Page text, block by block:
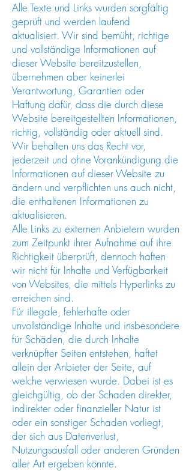
Alle Texte und Links wurden sorgfältig
geprüft und werden laufend
aktualisiert. Wir sind bemüht, richtige
und vollständige Informationen auf
dieser Website bereitzustellen,
übernehmen aber keinerlei
Verantwortung, Garantien oder
Haftung dafür, dass die durch diese
Website bereitgestellten Informationen,
richtig, vollständig oder aktuell sind.
Wir behalten uns das Recht vor,
jederzeit und ohne Vorankündigung die
Informationen auf dieser Website zu
ändern und verpflichten uns auch nicht,
die enthaltenen Informationen zu
aktualisieren.
Alle Links zu externen Anbietern wurden
zum Zeitpunkt ihrer Aufnahme auf ihre
Richtigkeit überprüft, dennoch haften
wir nicht für Inhalte und Verfügbarkeit
von Websites, die mittels Hyperlinks zu
erreichen sind.
Für illegale, fehlerhafte oder
unvollständige Inhalte und insbesondere
für Schäden, die durch Inhalte
verknüpfter Seiten entstehen, haftet
allein der Anbieter der Seite, auf
welche verwiesen wurde. Dabei ist es
gleichgültig, ob der Schaden direkter,
indirekter oder finanzieller Natur ist
oder ein sonstiger Schaden vorliegt,
der sich aus Datenverlust,
Nutzungsausfall oder anderen Gründen
aller Art ergeben könnte.